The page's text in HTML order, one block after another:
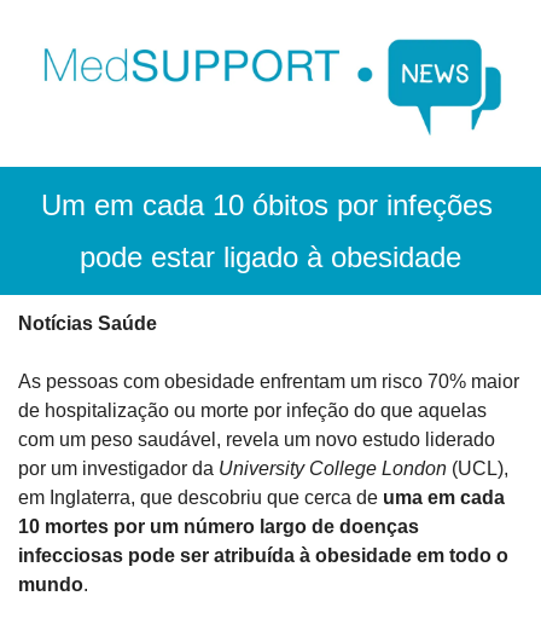
Um em cada 10 óbitos por infeções
pode estar ligado à obesidade
Notícias Saúde
As pessoas com obesidade enfrentam um risco 70% maior
de hospitalização ou morte por infeção do que aquelas
com um peso saudável, revela um novo estudo liderado
por um investigador da University College London (UCL),
em Inglaterra, que descobriu que cerca de uma em cada
10 mortes por um número largo de doenças
infecciosas pode ser atribuída à obesidade em todo o
mundo.